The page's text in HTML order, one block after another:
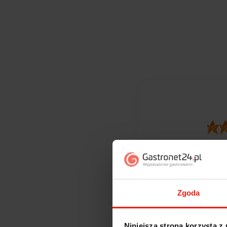
Zgoda
371opinii